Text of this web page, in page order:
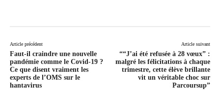
Article précédent
Faut-il craindre une nouvelle
pandémie comme le Covid-19 ?
Ce que disent vraiment les
experts de l’OMS sur le
hantavirus
Article suivant
““J’ai été refusée à 28 vœux” :
malgré les félicitations à chaque
trimestre, cette élève brillante
vit un véritable choc sur
Parcoursup”